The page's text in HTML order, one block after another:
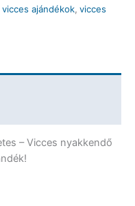
vicces ajándékok, vicces
– Vicces nyakkendő